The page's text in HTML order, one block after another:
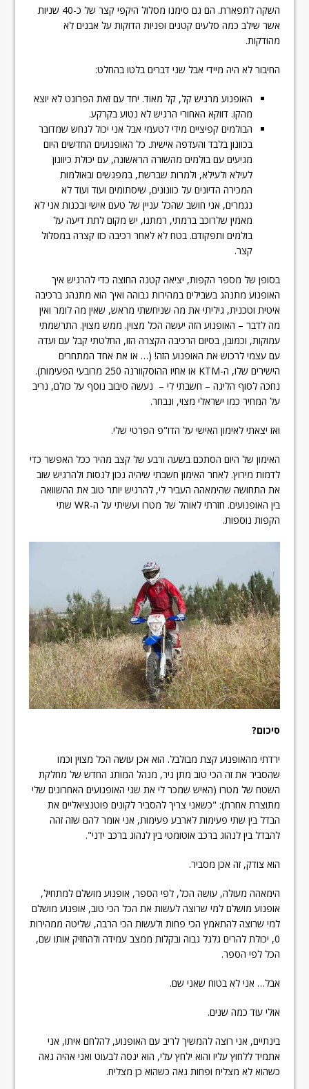
השקה לתפארת. הם גם סימנו מסלול היקפי קצר של כ-40 שניות
אשר שילב כמה סלעים קטנים ופניות הדוקות על אבנים לא
מהודקות.
החיבור לא היה מיידי אבל שני דברים בלטו בהחלט:
האופנוע מרגיש קל, קל מאוד. יחד עם זאת הפרונט לא יוצא
מהקו. דווקא האחורי הרגיש לא נטוע בקרקע.
הבולמים קפיציים מידי לטעמי אבל אני יכול לנחש שמדובר
בכוונון בלבד והעדפה אישית. כל האופנועים החדשים היום
מגיעים עם בולמים מהשורה הראשונה, עם יכולת כיוונון
לעילא ולעילא, ולמרות שברשת, במפגשים ובאולמות
המכירה הדיונים על כוונונים, שיסתומים ועוד ועוד לא
נגמרים, אני חושב שהכל עניין של טעם אישי ובכנות אני לא
מאמין שלרוכב ברמתי, רמתנו, יש מקום לתת דיעה על
בולמים ותפקודם. בטח לא לאחר רכיבה כזו קצרה במסלול
קצר.
בסופן של מספר הקפות, יציאה קטנה החוצה כדי להרגיש איך
האופנוע מתנהג בשבילים במהירות גבוהה ואיך הוא מתנהג ברכיבה
איטית וטכנית, גיליתי את מה שניחשתי מראש, שאין מה לומר ואין
מה לדבר – האופנוע הזה יעשה הכל מצוין. ממש מצוין. התרשמתי
עמוקות, וכמובן, בסיום הרכיבה הקצרה הזו, החלטתי קבל עם ועדה
עם עצמי לרכוש את האופנוע הזה! (… או את אחד המתחרים
הישירים שלו, ה-KTM או אחיו ההוסקוורנה 250 מרובעי הפעימות).
נחכה לסוף הליגה – חשבתי לי – נעשה סיבוב נוסף על כולם, נריב
על המחיר כמו ישראלי מצוי, ונבחר.
ואז יצאתי לאימון האישי על הדו"פ הפרטי שלי.
האימון של היום הסתכם בשעה ורבע של קצב מהיר ככל האפשר כדי
לדמות מירוץ. לאחר האימון חשבתי שיהיה נכון לנסות ולהרגיש שוב
את התחושה שהימאהה העביר לי, להרגיש יותר טוב את ההשוואה
בין האופנועים. חזרתי לאוהל של מטרו ועשיתי על ה-WR שתי
הקפות נוספות.
סיכום?
ירדתי מהאופנוע קצת מבולבל. הוא אכן עושה הכל מצוין וכמו
שהסביר את זה הכי טוב מתן ניר, מנהל המותג החדש של מחלקת
השטח של מטרו (האיש שמכר לי את שני האופנועים האחרונים שלי
מתוצרת אחרת): "כשאני צריך להסביר לקונים פוטנציאליים את
הבדל בין שתי פעימות לארבע פעימות, אני אומר להם שזה זהה
להבדל בין לנהוג ברכב אוטומטי בין לנהוג ברכב ידני".
הוא צודק, זה אכן מסביר.
הימאהה מעולה, עושה הכל, לפי הספר, אופנוע מושלם למתחיל,
אופנוע מושלם למי שרוצה לעשות את הכל הכי טוב, אופנוע מושלם
למי שרוצה להתאמץ הכי פחות ולעשות הכי הרבה, שליטה ממהירות
0, יכולת להרים גלגל גבוה ובקלות ממצב עמידה ולהחזיק אותו שם,
הכל לפי הספר.
אבל… אני לא בטוח שאני שם.
אולי עוד כמה שנים.
בינתיים, אני רוצה להמשיך לריב עם האופנוע, להלחם איתו, אני
אתמיד ללחוץ עליו והוא ילחץ עלי, הוא ינסה לבעוט ואני אהיה גאה
כשהוא לא מצליח ופחות גאה כשהוא כן מצליח.